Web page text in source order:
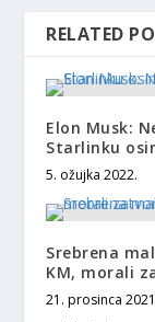
RELATED
Elon Musk:
Starlinku
5. ožujka 2022.
Srebrena
KM, morali
21. prosinca